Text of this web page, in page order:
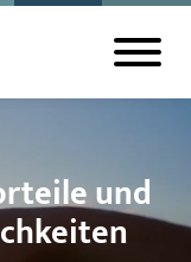
und